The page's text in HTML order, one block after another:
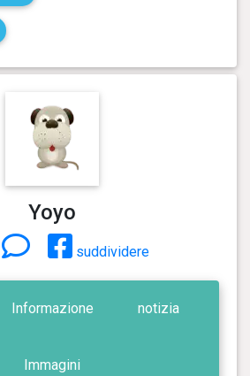
Yoyo
suddividere
Informazione notizia
Immagini